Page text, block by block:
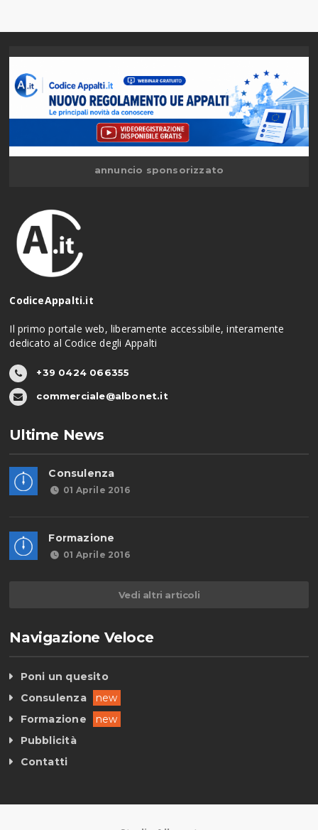
annuncio sponsorizzato
CodiceAppalti.it
Il primo portale web, liberamente accessibile, interamente
dedicato al Codice degli Appalti
+39 0424 066355
commerciale@albonet.it
Ultime News
Consulenza
01 Aprile 2016
Formazione
01 Aprile 2016
Vedi altri articoli
Navigazione Veloce
Poni un quesito
Consulenza
new
Formazione
new
Pubblicità
Contatti